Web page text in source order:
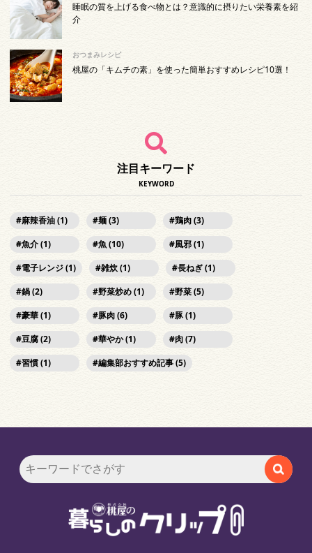
睡眠の質を上げる食べ物とは？意識的に摂りたい栄養素を紹
介
おつまみレシピ
桃屋の「キムチの素」を使った簡単おすすめレシピ10選！
注目キーワード
KEYWORD
麻辣香油 (1) 麺 (3)
鶏肉 (3)
魚介 (1)
魚 (10)
風邪 (1)
電子レンジ (1)
雑炊 (1)
長ねぎ (1)
鍋 (2)
野菜炒め (1)
野菜 (5)
豪華 (1)
豚肉 (6)
豚 (1)
豆腐 (2)
華やか (1)
肉 (7)
習慣 (1)
編集部おすすめ記事 (5)